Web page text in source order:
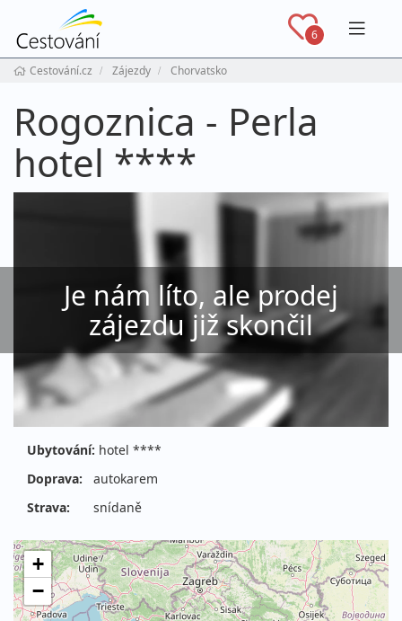
6
Cestování.cz Zájezdy Chorvatsko
Rogoznica - Perla
hotel ****
Je nám líto, ale prodej
zájezdu již skončil
Ubytování: hotel ****
Doprava:
autokarem
Strava:
snídaně
+
−